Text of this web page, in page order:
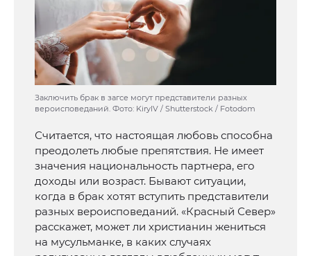
Заключить брак в загсе могут представители разных
вероисповеданий. Фото: KirylV / Shutterstock / Fotodom
Считается, что настоящая любовь способна
преодолеть любые препятствия. Не имеет
значения национальность партнера, его
доходы или возраст. Бывают ситуации,
когда в брак хотят вступить представители
разных вероисповеданий. «Красный Север»
расскажет, может ли христианин жениться
на мусульманке, в каких случаях